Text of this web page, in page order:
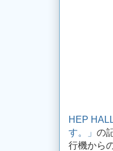
HEP
す。」 の
行機から